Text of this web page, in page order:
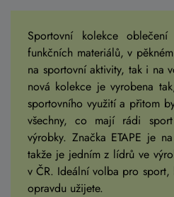
Sportovní kolekce
funkčních materiálů, v
na sportovní aktivity, tak i na
nová kolekce je vyrobena
sportovního využití a přitom
všechny, co mají rádi
výrobky. Značka ETAPE je
takže je jedním z lídrů ve
v ČR. Ideální volba pro
opravdu užijete.